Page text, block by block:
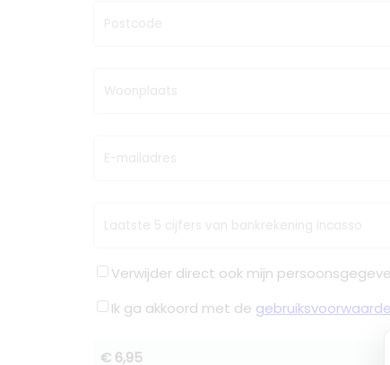
Postcode
Woonplaats
E-mailadres
Laatste 5 cijfers van bankrekening incasso
Verwijder direct ook mijn
Ik ga akkoord met de
€ 6,95